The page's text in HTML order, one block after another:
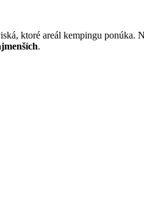
ktoré areál kempingu ponúka.
.